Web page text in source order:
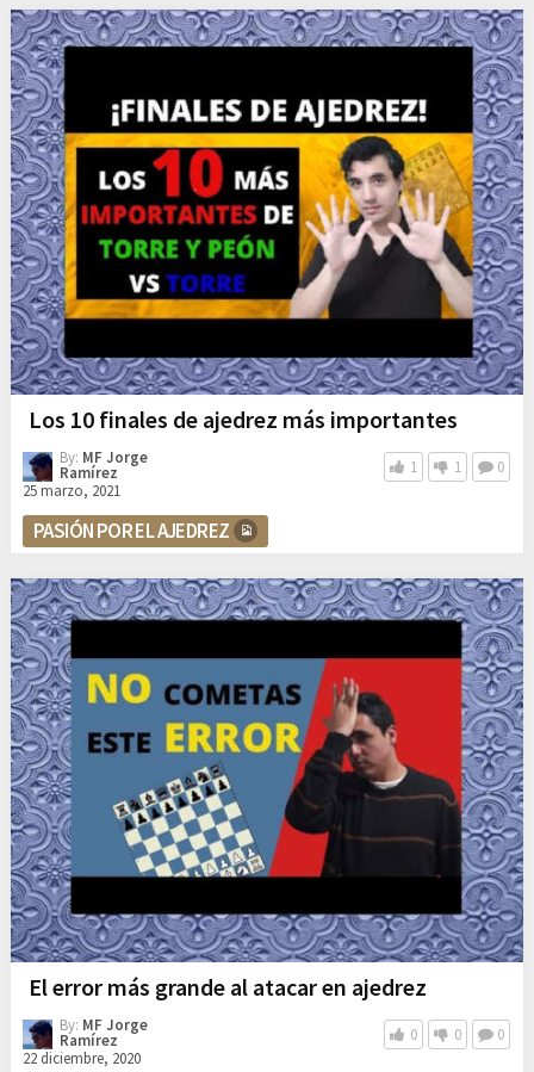
Los 10 finales de ajedrez más importantes
By: MF Jorge
Ramírez
25 marzo, 2021
1 1 0
PASIÓN POR EL AJEDREZ
El error más grande al atacar en ajedrez
By: MF Jorge
Ramírez
22 diciembre, 2020
0 0 0